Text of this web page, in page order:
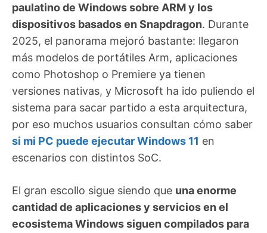
paulatino de Windows sobre ARM y los
dispositivos basados en Snapdragon. Durante
2025, el panorama mejoró bastante: llegaron
más modelos de portátiles Arm, aplicaciones
como Photoshop o Premiere ya tienen
versiones nativas, y Microsoft ha ido puliendo el
sistema para sacar partido a esta arquitectura,
por eso muchos usuarios consultan cómo saber
si mi PC puede ejecutar Windows 11 en
escenarios con distintos SoC.
El gran escollo sigue siendo que una enorme
cantidad de aplicaciones y servicios en el
ecosistema Windows siguen compilados para